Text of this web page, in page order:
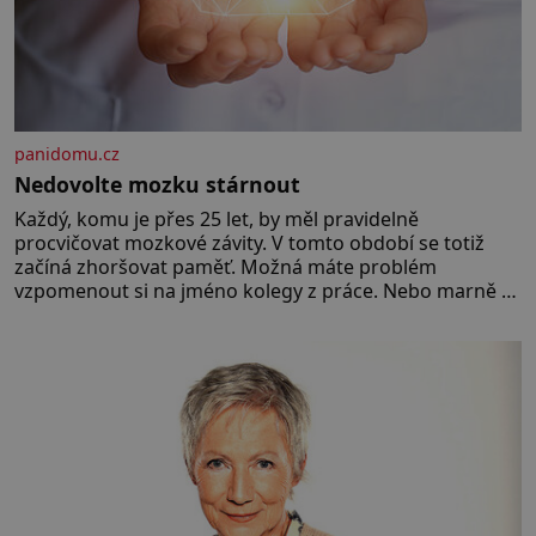
panidomu.cz
Nedovolte mozku stárnout
Každý, komu je přes 25 let, by měl pravidelně
procvičovat mozkové závity. V tomto období se totiž
začíná zhoršovat paměť. Možná máte problém
vzpomenout si na jméno kolegy z práce. Nebo marně v
rozhodla stávkovat. Cvičte